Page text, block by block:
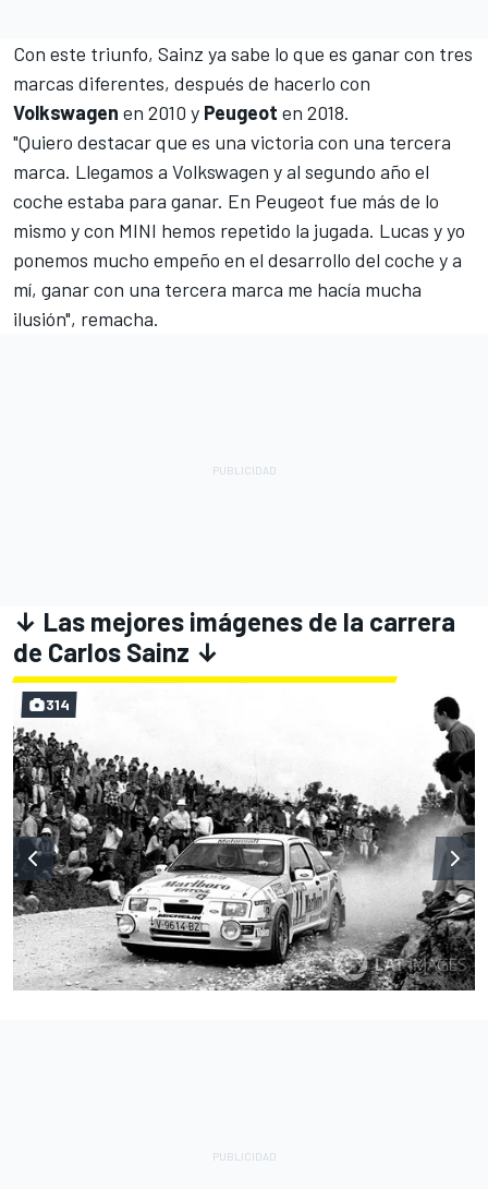
Con este triunfo, Sainz ya sabe lo que es ganar con tres
marcas diferentes, después de hacerlo con
Volkswagen en 2010 y Peugeot en 2018.
"Quiero destacar que es una victoria con una tercera
marca. Llegamos a Volkswagen y al segundo año el
coche estaba para ganar. En Peugeot fue más de lo
mismo y con MINI hemos repetido la jugada. Lucas y yo
ponemos mucho empeño en el desarrollo del coche y a
mí, ganar con una tercera marca me hacía mucha
ilusión", remacha.
↓ Las mejores imágenes de la carrera
de Carlos Sainz ↓
314